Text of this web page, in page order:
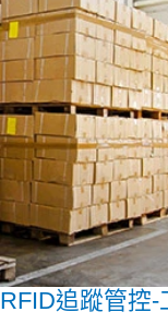
RFID追蹤管控-